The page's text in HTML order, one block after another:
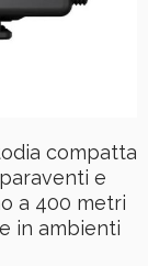
compatta
e
a 400 metri
in ambienti